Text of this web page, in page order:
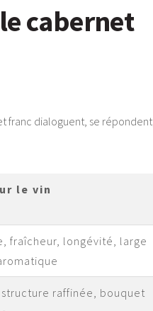
cabernet
franc dialoguent, se répondent,
le vin
fraîcheur, longévité, large
structure raffinée, bouquet